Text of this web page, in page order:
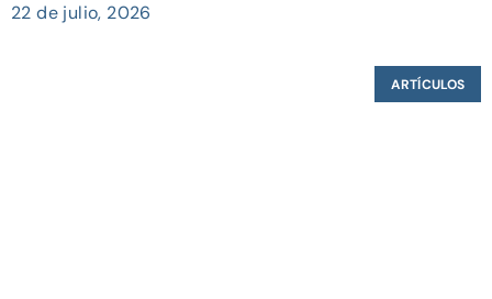
22 de julio, 2026
ARTÍCULOS